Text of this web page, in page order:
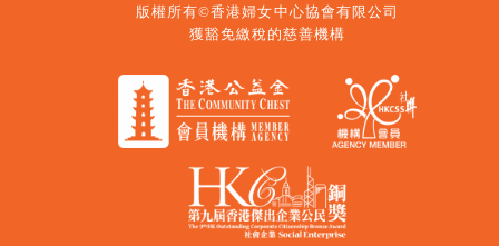
版權所有©香港婦女中心協會有限公司
獲豁免繳稅的慈善機構